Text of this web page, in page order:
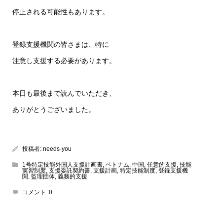
停止される可能性もあります。
登録支援機関の皆さまは、特に
注意し支援する必要があります。
本日も最後まで読んでいただき、
ありがとうございました。
投稿者: needs-you
1号特定技能外国人支援計画書, ベトナム, 中国 , 任意的支援, 技能
実習制度, 支援委託契約書, 支援計画, 特定技能制度, 登録支援機
関, 監理団体, 義務的支援
コメント: 0